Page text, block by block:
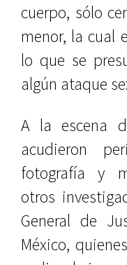
cuerpo, sólo
menor, la cual
lo que se
algún ataque
A la escena
acudieron
fotografía y
otros
General de
México,